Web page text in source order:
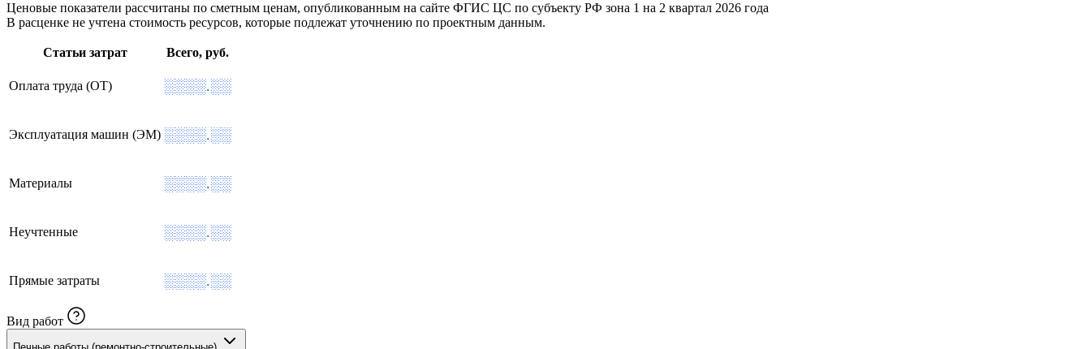
Ценовые показатели рассчитаны по сметным ценам, опубликованным на сайте ФГИС ЦС по субъекту РФ зона 1 на 2 квартал 2026 года
В расценке не учтена стоимость ресурсов, которые подлежат уточнению по проектным данным.
Статьи затрат Всего, руб.
Оплата труда (ОТ) ░░░░.░░
Эксплуатация машин (ЭМ) ░░░░.░░
Материалы ░░░░.░░
Неучтенные ░░░░.░░
Прямые затраты ░░░░.░░
Вид работ